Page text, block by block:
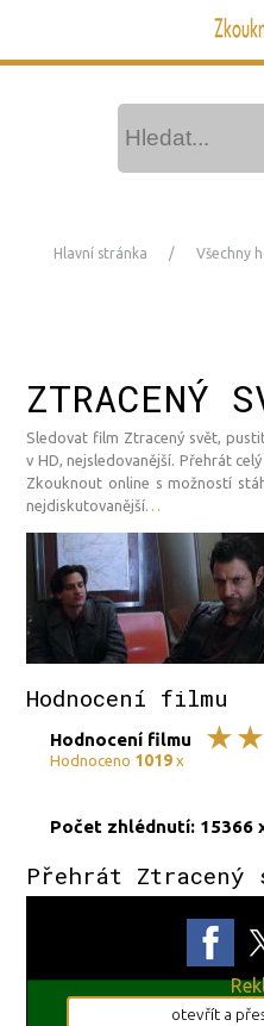
Hlavní stránka Všechny
ZTRACENÝ
Sledovat film Ztracený svět,
v HD, nejsledovanější. Přehrát
Zkouknout online s možností
nejdiskutovanější
Hodnocení filmu
Hodnocení filmu
Hodnoceno 1019x
Počet zhlédnutí: 15366
Přehrát Ztracený
otevřít a